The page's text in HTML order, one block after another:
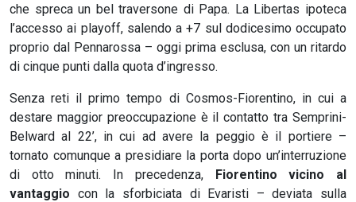
che spreca un bel traversone di Papa. La Libertas ipoteca
l’accesso ai playoff, salendo a +7 sul dodicesimo occupato
proprio dal Pennarossa – oggi prima esclusa, con un ritardo
di cinque punti dalla quota d’ingresso.
Senza reti il primo tempo di Cosmos-Fiorentino, in cui a
destare maggior preoccupazione è il contatto tra Semprini-
Belward al 22’, in cui ad avere la peggio è il portiere –
tornato comunque a presidiare la porta dopo un’interruzione
di otto minuti. In precedenza, Fiorentino vicino al
vantaggio con la sforbiciata di Evaristi – deviata sulla